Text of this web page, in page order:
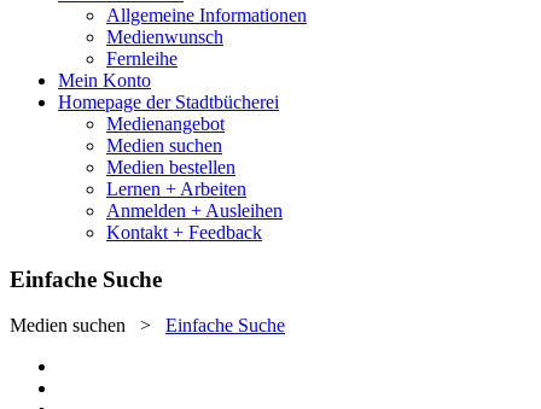
Allgemeine Informationen
Medienwunsch
Fernleihe
Mein Konto
Homepage der Stadtbücherei
Medienangebot
Medien suchen
Medien bestellen
Lernen + Arbeiten
Anmelden + Ausleihen
Kontakt + Feedback
Einfache Suche
Medien suchen > Einfache Suche